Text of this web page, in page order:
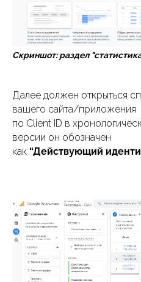
Скриншот: раздел
Далее должен открыться
вашего сайта/приложения
по Client ID в
версии он обозначен
как “Действующий